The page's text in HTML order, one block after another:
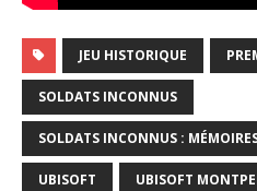
JEU HISTORIQUE
SOLDATS INCONNUS
SOLDATS INCONNUS :
UBISOFT UBISOFT